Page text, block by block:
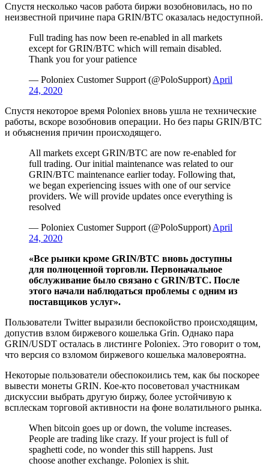
Спустя несколько часов работа биржи возобновилась, но по
неизвестной причине пара GRIN/BTC оказалась недоступной.
Full trading has now been re-enabled in all markets
except for GRIN/BTC which will remain disabled.
Thank you for your patience
— Poloniex Customer Support (@PoloSupport) April
24, 2020
Спустя некоторое время Poloniex вновь ушла не технические
работы, вскоре возобновив операции. Но без пары GRIN/BTC
и объяснения причин происходящего.
All markets except GRIN/BTC are now re-enabled for
full trading. Our initial maintenance was related to our
GRIN/BTC maintenance earlier today. Following that,
we began experiencing issues with one of our service
providers. We will provide updates once everything is
resolved
— Poloniex Customer Support (@PoloSupport) April
24, 2020
«Все рынки кроме GRIN/BTC вновь доступны
для полноценной торговли. Первоначальное
обслуживание было связано с GRIN/BTC. После
этого начали наблюдаться проблемы с одним из
поставщиков услуг».
Пользователи Twitter выразили беспокойство происходящим,
допустив взлом биржевого кошелька Grin. Однако пара
GRIN/USDT осталась в листинге Poloniex. Это говорит о том,
что версия со взломом биржевого кошелька маловероятна.
Некоторые пользователи обеспокоились тем, как бы поскорее
вывести монеты GRIN. Кое-кто посоветовал участникам
дискуссии выбрать другую биржу, более устойчивую к
всплескам торговой активности на фоне волатильного рынка.
When bitcoin goes up or down, the volume increases.
People are trading like crazy. If your project is full of
spaghetti code, no wonder this still happens. Just
choose another exchange. Poloniex is shit.